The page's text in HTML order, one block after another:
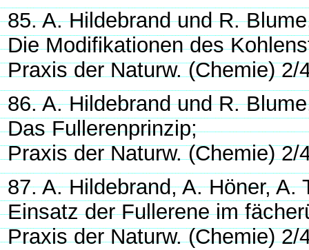
85. A. Hildebrand und R.
Die Modifikationen des
Praxis der Naturw. (Chemie) 2/
86. A. Hildebrand und R.
Das Fullerenprinzip;
Praxis der Naturw. (Chemie) 2/
87. A. Hildebrand, A. Höner, A.
Einsatz der Fullerene im
Praxis der Naturw. (Chemie) 2/